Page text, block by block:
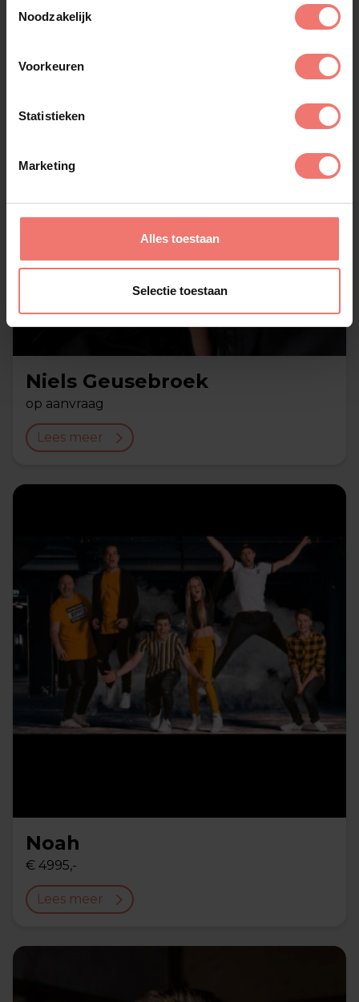
Noodzakelijk
Voorkeuren
Statistieken
Marketing
Alles toestaan
Selectie toestaan
Niels Geusebroek
op aanvraag
Lees meer
Noah
€ 4995,-
Lees meer